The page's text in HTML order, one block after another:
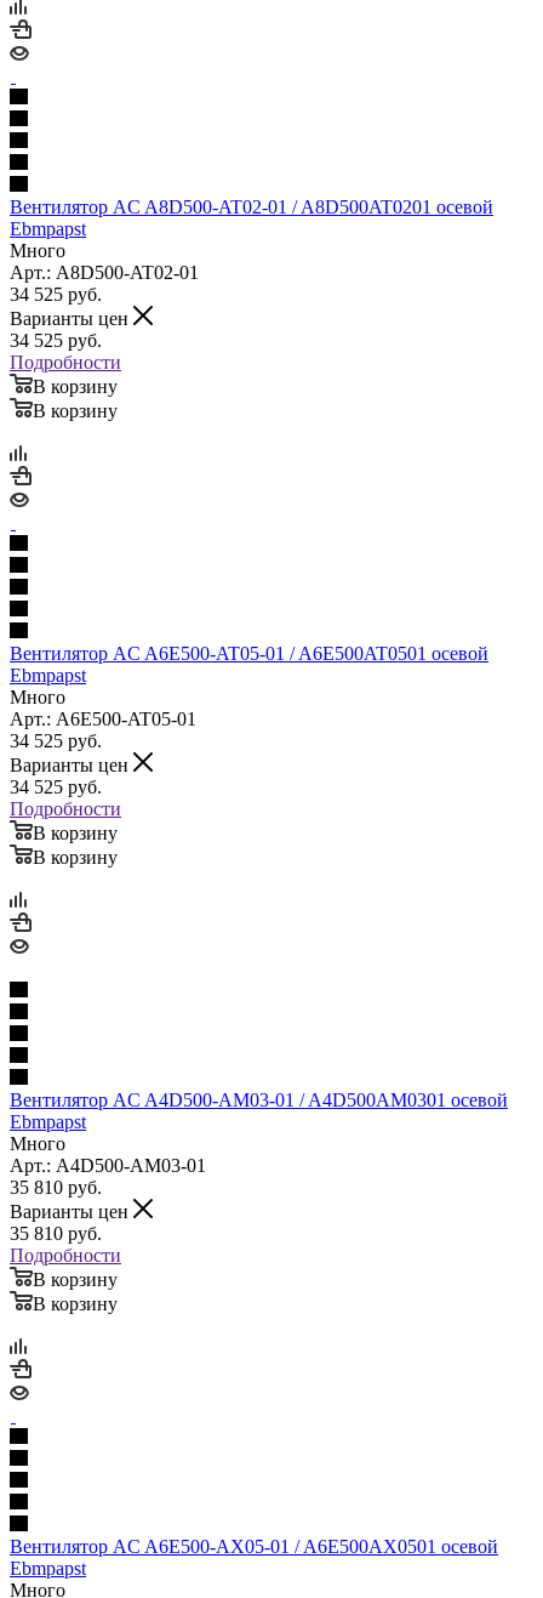
Вентилятор AC A8D500-AT02-01 / A8D500AT0201 осевой
Ebmpapst
Много
Арт.: A8D500-AT02-01
34 525 руб.
Варианты цен
34 525 руб.
Подробности
В корзину
В корзину
Вентилятор AC A6E500-AT05-01 / A6E500AT0501 осевой
Ebmpapst
Много
Арт.: A6E500-AT05-01
34 525 руб.
Варианты цен
34 525 руб.
Подробности
В корзину
В корзину
Вентилятор AC A4D500-AM03-01 / A4D500AM0301 осевой
Ebmpapst
Много
Арт.: A4D500-AM03-01
35 810 руб.
Варианты цен
35 810 руб.
Подробности
В корзину
В корзину
Вентилятор AC A6E500-AX05-01 / A6E500AX0501 осевой
Ebmpapst
Много